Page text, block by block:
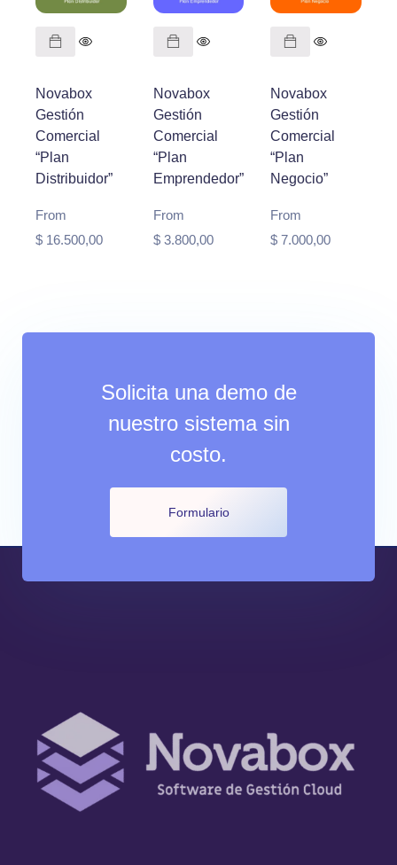
Novabox
Gestión
Comercial
“Plan
Distribuidor”
From
$ 16.500,00
Novabox
Gestión
Comercial
“Plan
Emprendedor”
From
$3.800,00
Novabox
Gestión
Comercial
“Plan
Negocio”
From
$ 7.000,00
Solicita una demo de
nuestro sistema sin
costo.
Formulario